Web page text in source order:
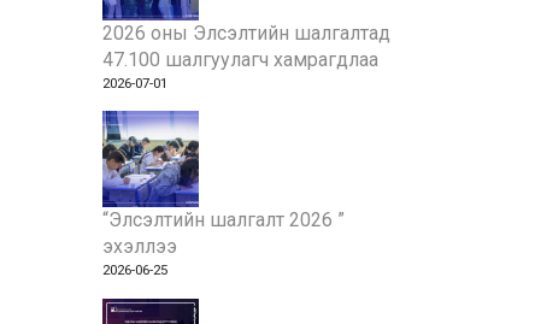
2026 оны Элсэлтийн шалгалтад
47.100 шалгуулагч хамрагдлаа
2026-07-01
“Элсэлтийн шалгалт 2026 ”
эхэллээ
2026-06-25